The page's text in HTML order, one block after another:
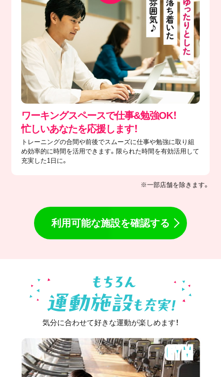
ワーキングスペースで仕事&勉強OK！
忙しいあなたを応援します！
トレーニングの合間や前後でスムーズに仕事や勉強に取り組
め効率的に時間を活用できます。限られた時間を有効活用して
充実した1日に。
※一部店舗を除きます。
利用可能な施設を確認する
気分に合わせて好きな運動が楽しめます！
GYM